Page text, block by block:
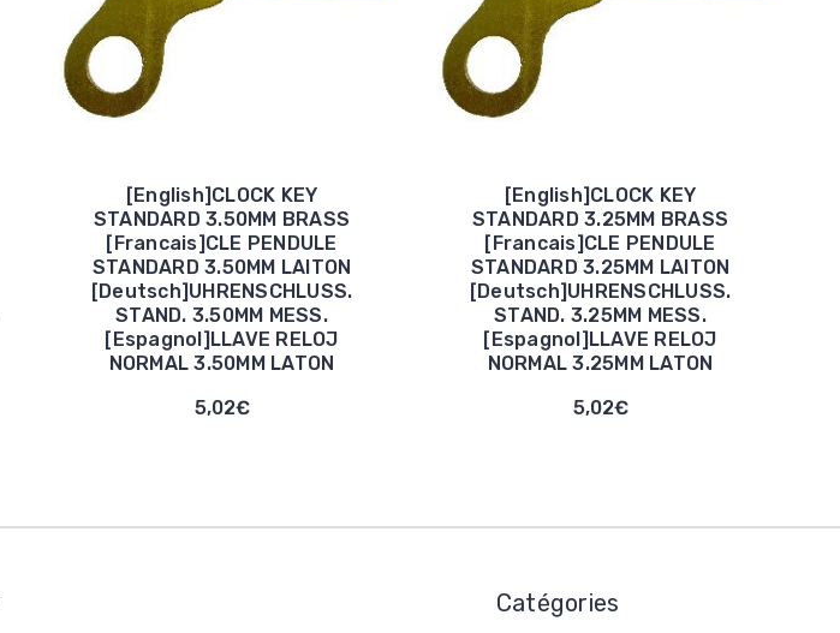
[English]CLOCK KEY
STANDARD 3.50MM BRASS
[Francais]CLE PENDULE
STANDARD 3.50MM LAITON
[Deutsch]UHRENSCHLUSS.
STAND. 3.50MM MESS.
[Espagnol]LLAVE RELOJ
NORMAL 3.50MM LATON
5,02€
[English]CLOCK KEY
STANDARD 3.25MM BRASS
[Francais]CLE PENDULE
STANDARD 3.25MM LAITON
[Deutsch]UHRENSCHLUSS.
STAND. 3.25MM MESS.
[Espagnol]LLAVE RELOJ
NORMAL 3.25MM LATON
5,02€
Catégories